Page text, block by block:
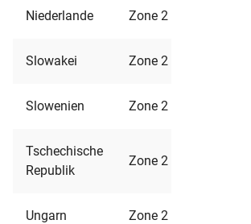
Niederlande Zone 2
Slowakei Zone 2
Slowenien Zone 2
Tschechische
Republik
Zone 2
Ungarn Zone 2